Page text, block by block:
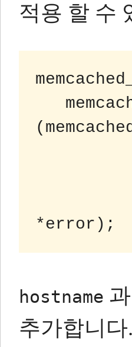
적용 할 수
hostname 과
추가합니다.